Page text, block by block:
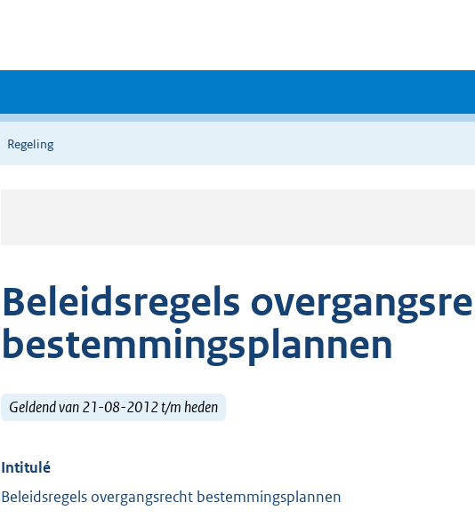
Regeling
Beleidsregels
bestemmingsplannen
Geldend van 21-08-2012 t/m heden
Intitulé
Beleidsregels overgangsrecht bestemmingsplannen